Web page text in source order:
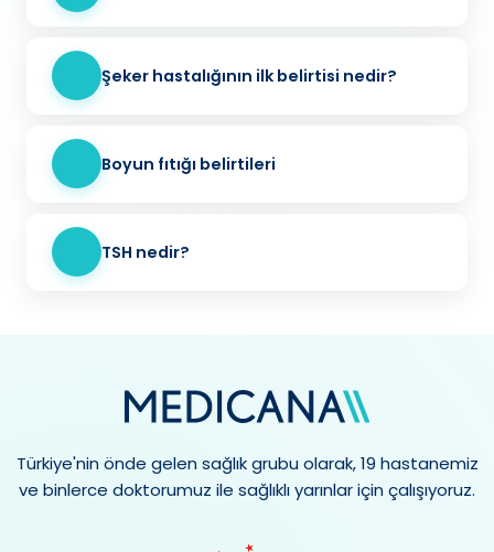
Şeker hastalığının ilk belirtisi nedir?
Boyun fıtığı belirtileri
TSH nedir?
Türkiye'nin önde gelen sağlık grubu olarak, 19 hastanemiz
ve binlerce doktorumuz ile sağlıklı yarınlar için çalışıyoruz.